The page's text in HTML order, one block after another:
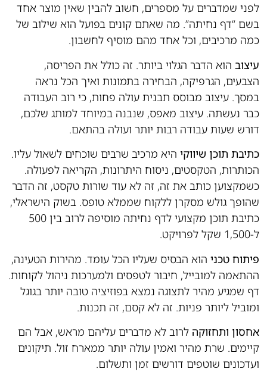
לפני שמדברים על מספרים, חשוב להבין שאין מוצר אחד
בשם “דף נחיתה”. מה שאתם קונים בפועל הוא שילוב של
כמה מרכיבים, וכל אחד מהם מוסיף לחשבון.
עיצוב הוא הדבר הגלוי ביותר. זה כולל את הפריסה,
הצבעים, הגרפיקה, הבחירה בתמונות ואיך הכל נראה
במסך. עיצוב מבוסס תבנית עולה פחות, כי רוב העבודה
כבר נעשתה. עיצוב מאפס, שנבנה במיוחד למותג שלכם,
דורש שעות עבודה רבות יותר ועולה בהתאם.
כתיבת תוכן שיווקי היא מרכיב שרבים שוכחים לשאול עליו.
הכותרות, הטקסטים, ניסוח היתרונות, הקריאה לפעולה.
כשמקצוען כותב את זה, זה לא עוד שורות טקסט, זה הדבר
שהופך גולש מסקרן ללקוח שממלא טופס. בשוק הישראלי,
כתיבת תוכן מקצועי לדף נחיתה מוסיפה לרוב בין 500
ל-1,500 שקל לפרויקט.
פיתוח טכני הוא הבסיס שעליו הכל עומד. מהירות הטעינה,
ההתאמה למובייל, חיבור לטפסים ולמערכות ניהול לקוחות.
דף שמגיע מהיר לתצוגה נמצא בפוזיציה טובה יותר בגוגל
ומוביל ליותר פניות. זה לא קסם, זה תכנות.
אחסון ותחזוקה לרוב לא מדברים עליהם מראש, אבל הם
קיימים. שרת מהיר ואמין עולה יותר ממארח זול. תיקונים
ועדכונים שוטפים דורשים זמן ותשלום.